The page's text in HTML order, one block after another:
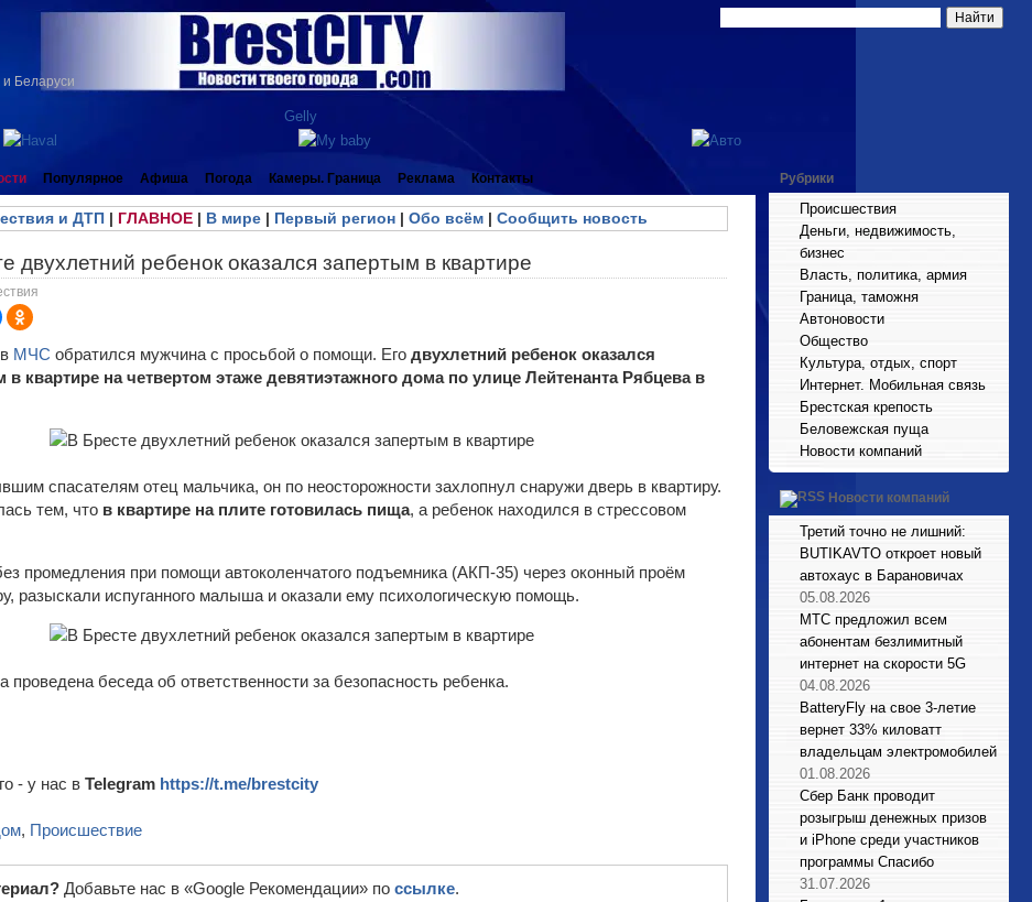
Беларуси
Популярное Афиша Погода Камеры. Граница Реклама Контакты
и ДТП| ГЛАВНОЕ| В мире| Первый регион| Обо всём| Сообщить новость
двухлетний ребенок оказался запертым в квартире
МЧС обратился мужчина с просьбой о помощи. Его двухлетний ребенок оказался
квартире на четвертом этаже девятиэтажного дома по улице Лейтенанта Рябцева в
спасателям отец мальчика, он по неосторожности захлопнул снаружи дверь в квартиру.
тем, что в квартире на плите готовилась пища, а ребенок находился в стрессовом
промедления при помощи автоколенчатого подъемника (АКП-35) через оконный проём
разыскали испуганного малыша и оказали ему психологическую помощь.
беседа об ответственности за безопасность ребенка.
- у нас в Telegram https://t.me/brestcity
, Происшествие
Добавьте нас в «Google Рекомендации» по ссылке.
Рубрики
Происшествия
Деньги, недвижимость,
бизнес
Власть, политика, армия
Граница, таможня
Автоновости
Общество
Культура, отдых, спорт
Интернет. Мобильная связь
Брестская крепость
Беловежская пуща
Новости компаний
Новости компаний
Третий точно не лишний:
BUTIKAVTO откроет новый
автохаус в Барановичах
05.08.2026
МТС предложил всем
абонентам безлимитный
интернет на скорости 5G
04.08.2026
BatteryFly на свое 3-летие
вернет 33% киловатт
владельцам электромобилей
01.08.2026
Сбер Банк проводит
розыгрыш денежных призов
и iPhone среди участников
программы Спасибо
31.07.2026